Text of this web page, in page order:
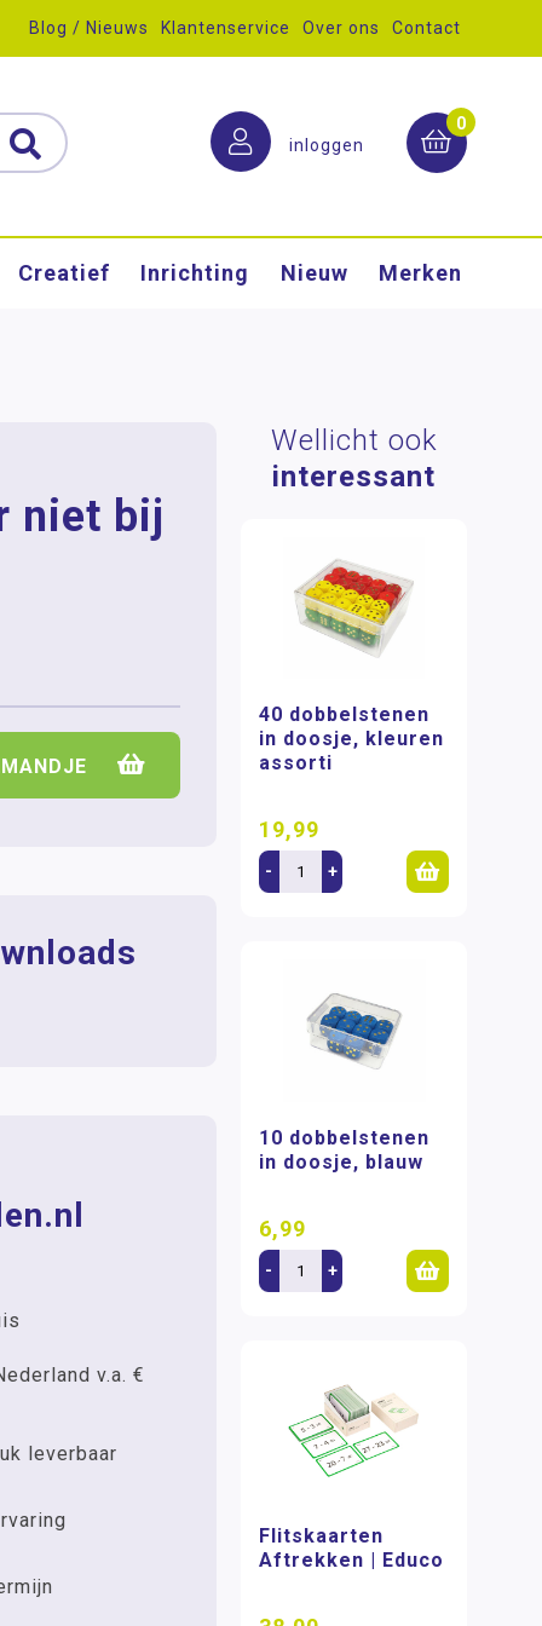
Blog / Nieuws Klantenservice Over ons Contact
inloggen
0
Creatief Inrichting Nieuw Merken
niet bij
v.a. €
leverbaar
Wellicht ook
interessant
40 dobbelstenen
in doosje, kleuren
assorti
19,99
- +
10 dobbelstenen
in doosje, blauw
6,99
- +
Flitskaarten
Aftrekken | Educo